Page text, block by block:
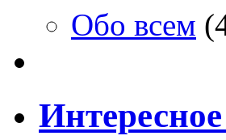
Обо всем